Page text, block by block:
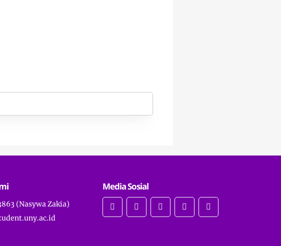
(Nasywa Zakia)
Media Sosial